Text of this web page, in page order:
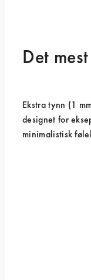
Det
Ekstra tynn (1
designet for
minimalistisk